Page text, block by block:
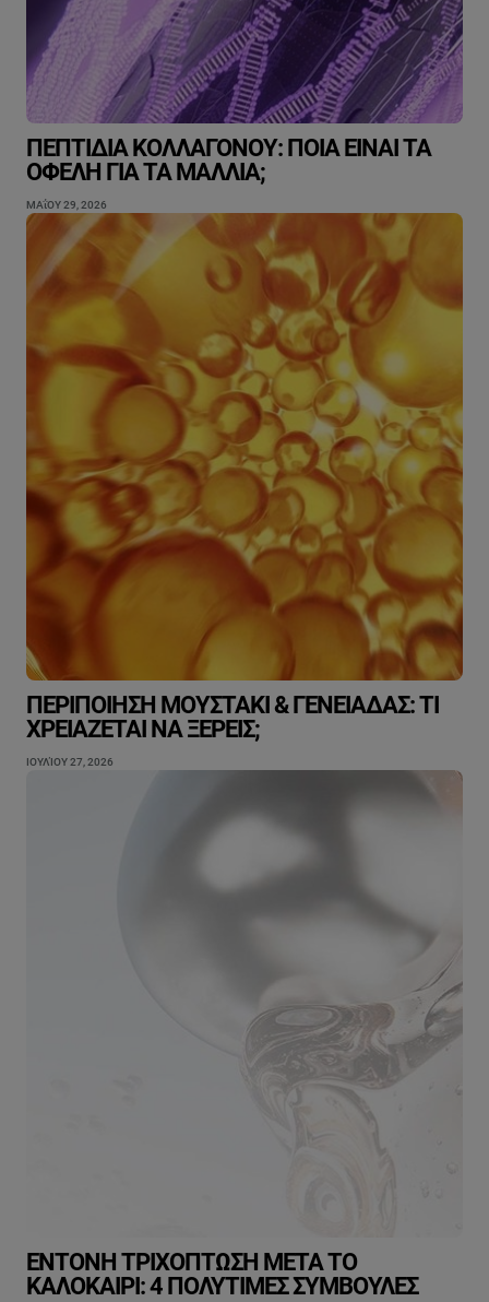
ΠΕΠΤΊΔΙΑ ΚΟΛΛΑΓΌΝΟΥ: ΠΟΙΑ ΕΊΝΑΙ ΤΑ
ΟΦΈΛΗ ΓΙΑ ΤΑ ΜΑΛΛΙΆ;
ΜΑΐΟΥ 29, 2026
ΠΕΡΙΠΟΊΗΣΗ ΜΟΥΣΤΆΚΙ & ΓΕΝΕΙΆΔΑΣ: ΤΙ
ΧΡΕΙΆΖΕΤΑΙ ΝΑ ΞΈΡΕΙΣ;
ΙΟΥΛΊΟΥ 27, 2026
ΈΝΤΟΝΗ ΤΡΙΧΌΠΤΩΣΗ ΜΕΤΆ ΤΟ
ΚΑΛΟΚΑΊΡΙ: 4 ΠΟΛΎΤΙΜΕΣ ΣΥΜΒΟΥΛΈΣ